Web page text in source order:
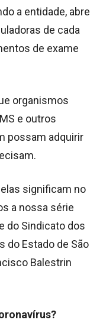
a entidade, abre
de cada
de exame
organismos
e outros
possam adquirir
significam no
a nossa série
do Sindicato dos
do Estado de São
Balestrin